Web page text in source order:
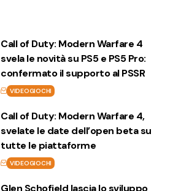
Call of Duty: Modern Warfare 4
svela le novità su PS5 e PS5 Pro:
confermato il supporto al PSSR
VIDEOGIOCHI
Call of Duty: Modern Warfare 4,
svelate le date dell’open beta su
tutte le piattaforme
VIDEOGIOCHI
Glen Schofield lascia lo sviluppo